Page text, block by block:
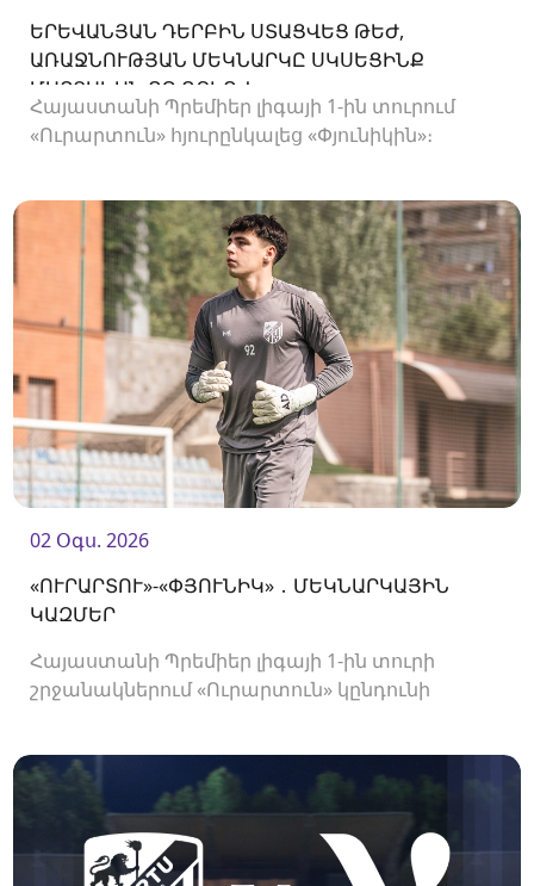
ԵՐԵՎԱՆՅԱՆ ԴԵՐԲԻՆ ՍՏԱՑՎԵՑ ԹԵԺ,
ԱՌԱՋՆՈՒԹՅԱՆ ՄԵԿՆԱՐԿԸ ՍԿՍԵՑԻՆՔ
ՄԱՐՏԱԿԱՆ ՈՉ-ՈՔԻՈՎ
Հայաստանի Պրեմիեր լիգայի 1-ին տուրում
«Ուրարտուն» հյուրընկալեց «Փյունիկին»։
02 Օգս. 2026
«ՈՒՐԱՐՏՈՒ»-«ՓՅՈՒՆԻԿ» ․ ՄԵԿՆԱՐԿԱՅԻՆ
ԿԱԶՄԵՐ
Հայաստանի Պրեմիեր լիգայի 1-ին տուրի
շրջանակներում «Ուրարտուն» կընդունի